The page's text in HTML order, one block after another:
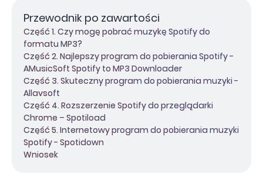
Przewodnik po zawartości
Część 1. Czy mogę pobrać muzykę Spotify do
formatu MP3?
Część 2. Najlepszy program do pobierania Spotify -
AMusicSoft Spotify to MP3 Downloader
Część 3. Skuteczny program do pobierania muzyki -
Allavsoft
Część 4. Rozszerzenie Spotify do przeglądarki
Chrome – Spotiload
Część 5. Internetowy program do pobierania muzyki
Spotify - Spotidown
Wniosek